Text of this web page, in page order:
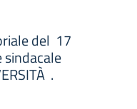
del 17
.